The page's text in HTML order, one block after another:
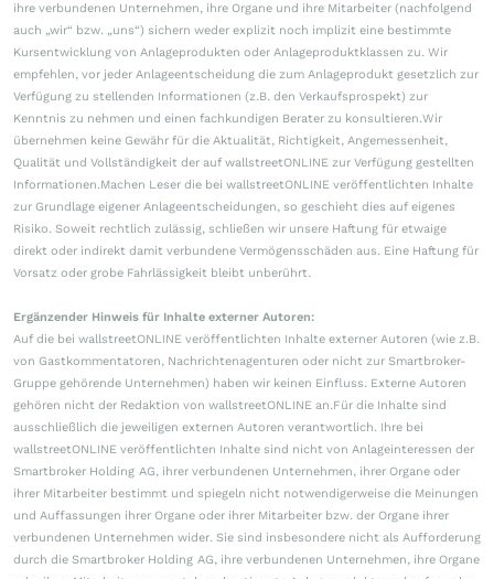
ihre verbundenen Unternehmen, ihre Organe und ihre Mitarbeiter (nachfolgend
auch „wir“ bzw. „uns“) sichern weder explizit noch implizit eine bestimmte
Kursentwicklung von Anlageprodukten oder Anlageproduktklassen zu. Wir
empfehlen, vor jeder Anlageentscheidung die zum Anlageprodukt gesetzlich zur
Verfügung zu stellenden Informationen (z.B. den Verkaufsprospekt) zur
Kenntnis zu nehmen und einen fachkundigen Berater zu konsultieren.Wir
übernehmen keine Gewähr für die Aktualität, Richtigkeit, Angemessenheit,
Qualität und Vollständigkeit der auf wallstreetONLINE zur Verfügung gestellten
Informationen.Machen Leser die bei wallstreetONLINE veröffentlichten Inhalte
zur Grundlage eigener Anlageentscheidungen, so geschieht dies auf eigenes
Risiko. Soweit rechtlich zulässig, schließen wir unsere Haftung für etwaige
direkt oder indirekt damit verbundene Vermögensschäden aus. Eine Haftung für
Vorsatz oder grobe Fahrlässigkeit bleibt unberührt.
Ergänzender Hinweis für Inhalte externer Autoren:
Auf die bei wallstreetONLINE veröffentlichten Inhalte externer Autoren (wie z.B.
von Gastkommentatoren, Nachrichtenagenturen oder nicht zur Smartbroker-
Gruppe gehörende Unternehmen) haben wir keinen Einfluss. Externe Autoren
gehören nicht der Redaktion von wallstreetONLINE an.Für die Inhalte sind
ausschließlich die jeweiligen externen Autoren verantwortlich. Ihre bei
wallstreetONLINE veröffentlichten Inhalte sind nicht von Anlageinteressen der
Smartbroker Holding AG, ihrer verbundenen Unternehmen, ihrer Organe oder
ihrer Mitarbeiter bestimmt und spiegeln nicht notwendigerweise die Meinungen
und Auffassungen ihrer Organe oder ihrer Mitarbeiter bzw. der Organe ihrer
verbundenen Unternehmen wider. Sie sind insbesondere nicht als Aufforderung
durch die Smartbroker Holding AG, ihre verbundenen Unternehmen, ihre Organe